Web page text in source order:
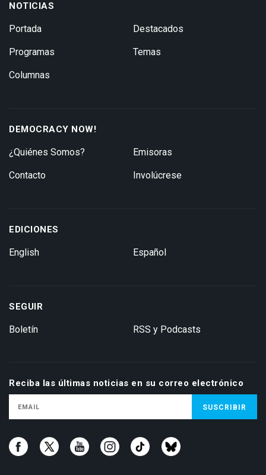
NOTICIAS
Portada
Programas
Columnas
Destacados
Temas
DEMOCRACY NOW!
¿Quiénes Somos?
Contacto
Emisoras
Involúcrese
EDICIONES
English Español
SEGUIR
Boletín RSS y Podcasts
Reciba las últimas noticias en su correo electrónico